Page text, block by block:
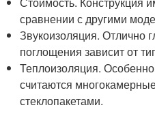
сравнении с другими
Звукоизоляция. Отлично
поглощения зависит от
Теплоизоляция.
считаются
стеклопакетами.